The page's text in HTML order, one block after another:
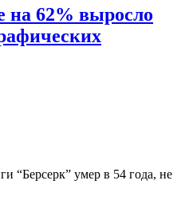
на 62% выросло
“Берсерк” умер в 54 года, не